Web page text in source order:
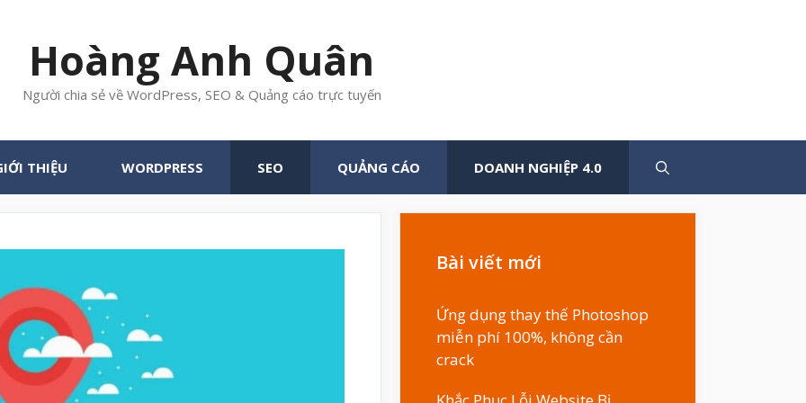
Hoàng Anh Quân
Người chia sẻ về WordPress, SEO & Quảng cáo trực tuyến
THIỆU WORDPRESS SEO QUẢNG CÁO DOANH NGHIỆP 4.0
Bài viết mới
Ứng dụng thay thế Photoshop
miễn phí 100%, không cần
crack